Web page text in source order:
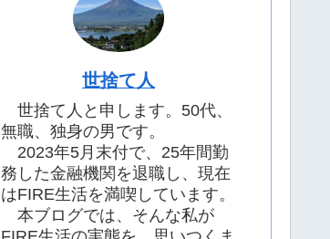
世捨て人
世捨て人と申します。50代、
無職、独身の男です。
2023年5月末付で、25年間勤
務した金融機関を退職し、現在
はFIRE生活を満喫しています。
本ブログでは、そんな私が